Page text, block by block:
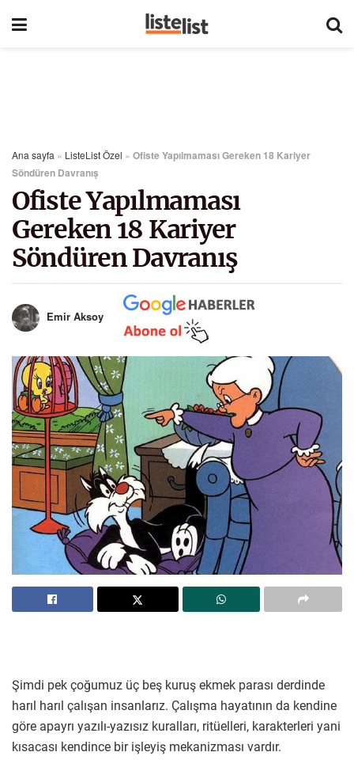
Ana sayfa » ListeList Özel » Ofiste Yapılmaması Gereken 18 Kariyer
Söndüren Davranış
Ofiste Yapılmaması
Gereken 18 Kariyer
Söndüren Davranış
Emir Aksoy
Şimdi pek çoğumuz üç beş kuruş ekmek parası derdinde
harıl harıl çalışan insanlarız. Çalışma hayatının da kendine
göre apayrı yazılı-yazısız kuralları, ritüelleri, karakterleri yani
kısacası kendince bir işleyiş mekanizması vardır.